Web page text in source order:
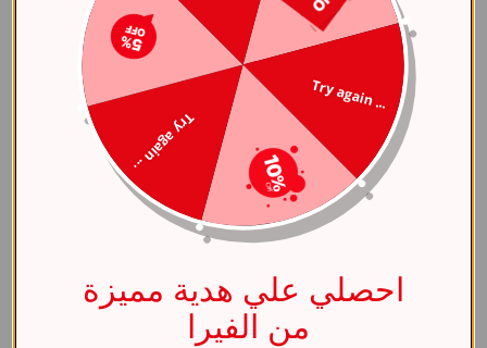
مواصفات
طقم ناعم
فضي
٥ سنوات
Try again ...
Try again ...
احصلي علي هدية مميزة
من الفيرا